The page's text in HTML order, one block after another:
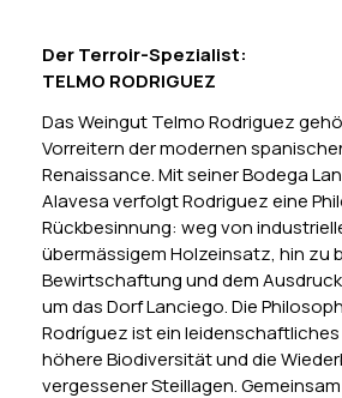
Der Terroir-Spezialist:
TELMO RODRIGUEZ
Das Weingut Telmo Rodriguez
Vorreitern der modernen
Renaissance. Mit seiner Bodega
Alavesa verfolgt Rodriguez eine
Rückbesinnung: weg von
übermässigem Holzeinsatz, hin zu
Bewirtschaftung und dem
um das Dorf Lanciego. Die
Rodríguez ist ein leidenschaftliches
höhere Biodiversität und die
vergessener Steillagen.